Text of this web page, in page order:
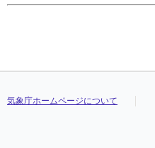
気象庁ホームページについて